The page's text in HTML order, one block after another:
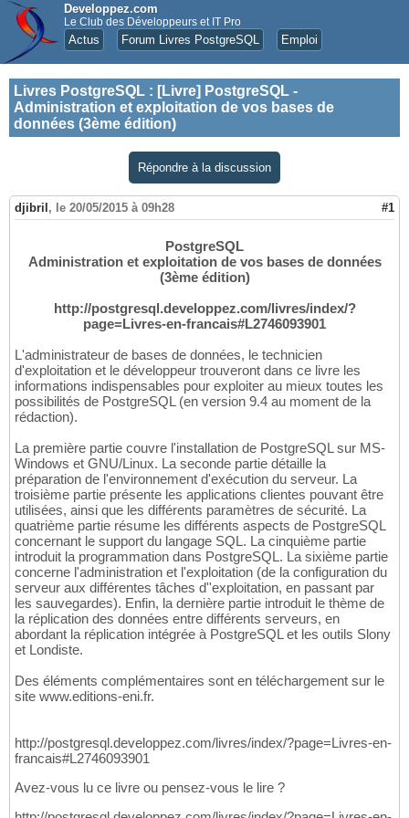
Developpez.com
Le Club des Développeurs et IT Pro
Actus Forum Livres PostgreSQL Emploi
Livres PostgreSQL : [Livre] PostgreSQL -
Administration et exploitation de vos bases de
données (3ème édition)
Répondre à la discussion
djibril , le 20/05/2015 à 09h28 #1
PostgreSQL
Administration et exploitation de vos bases de données
(3ème édition)
http://postgresql.developpez.com/livres/index/?
page=Livres-en-francais#L2746093901
L'administrateur de bases de données, le technicien
d'exploitation et le développeur trouveront dans ce livre les
informations indispensables pour exploiter au mieux toutes les
possibilités de PostgreSQL (en version 9.4 au moment de la
rédaction).
La première partie couvre l'installation de PostgreSQL sur MS-
Windows et GNU/Linux. La seconde partie détaille la
préparation de l'environnement d'exécution du serveur. La
troisième partie présente les applications clientes pouvant être
utilisées, ainsi que les différents paramètres de sécurité. La
quatrième partie résume les différents aspects de PostgreSQL
concernant le support du langage SQL. La cinquième partie
introduit la programmation dans PostgreSQL. La sixième partie
concerne l'administration et l'exploitation (de la configuration du
serveur aux différentes tâches d''exploitation, en passant par
les sauvegardes). Enfin, la dernière partie introduit le thème de
la réplication des données entre différents serveurs, en
abordant la réplication intégrée à PostgreSQL et les outils Slony
et Londiste.
Des éléments complémentaires sont en téléchargement sur le
site www.editions-eni.fr.
http://postgresql.developpez.com/livres/index/?page=Livres-en-
francais#L2746093901
Avez-vous lu ce livre ou pensez-vous le lire ?